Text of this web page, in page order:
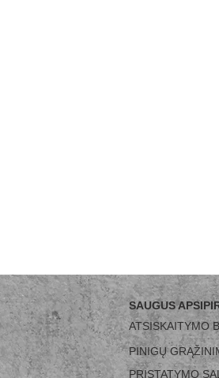
SAUGUS
ATSISKAITYMO
PINIGŲ
PRISTATYMO